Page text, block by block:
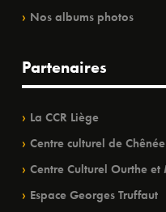
Nos albums photos
Partenaires
La CCR Liège
Centre culturel de Chênée
Centre Culturel Ourthe et
Espace Georges Truffaut